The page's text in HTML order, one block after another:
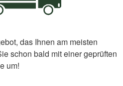
das Ihnen am meisten
schon bald mit einer geprüften
um!